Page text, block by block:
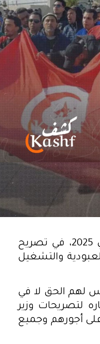
دعا نزار بالحاج نصر، أحد عمال المناولة، اليوم الثلاثاء 25 فيفري 2025، في تصريح
والتشغيل
لهم الحق لا في
لتصريحات وزير
على أجورهم وجميع